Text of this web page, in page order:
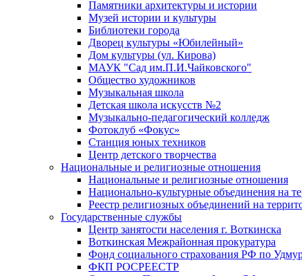
Памятники архитектуры и истории
Музей истории и культуры
Библиотеки города
Дворец культуры «Юбилейный»
Дом культуры (ул. Кирова)
МАУК "Сад им.П.И.Чайковского"
Общество художников
Музыкальная школа
Детская школа искусств №2
Музыкально-педагогический колледж
Фотоклуб «Фокус»
Станция юных техников
Центр детского творчества
Национальные и религиозные отношения
Национальные и религиозные отношения
Национально-культурные объединения на
Реестр религиозных объединений на
Государственные службы
Центр занятости населения г. Воткинска
Воткинская Межрайонная прокуратура
Фонд социального страхования РФ по
ФКП РОСРЕЕСТР